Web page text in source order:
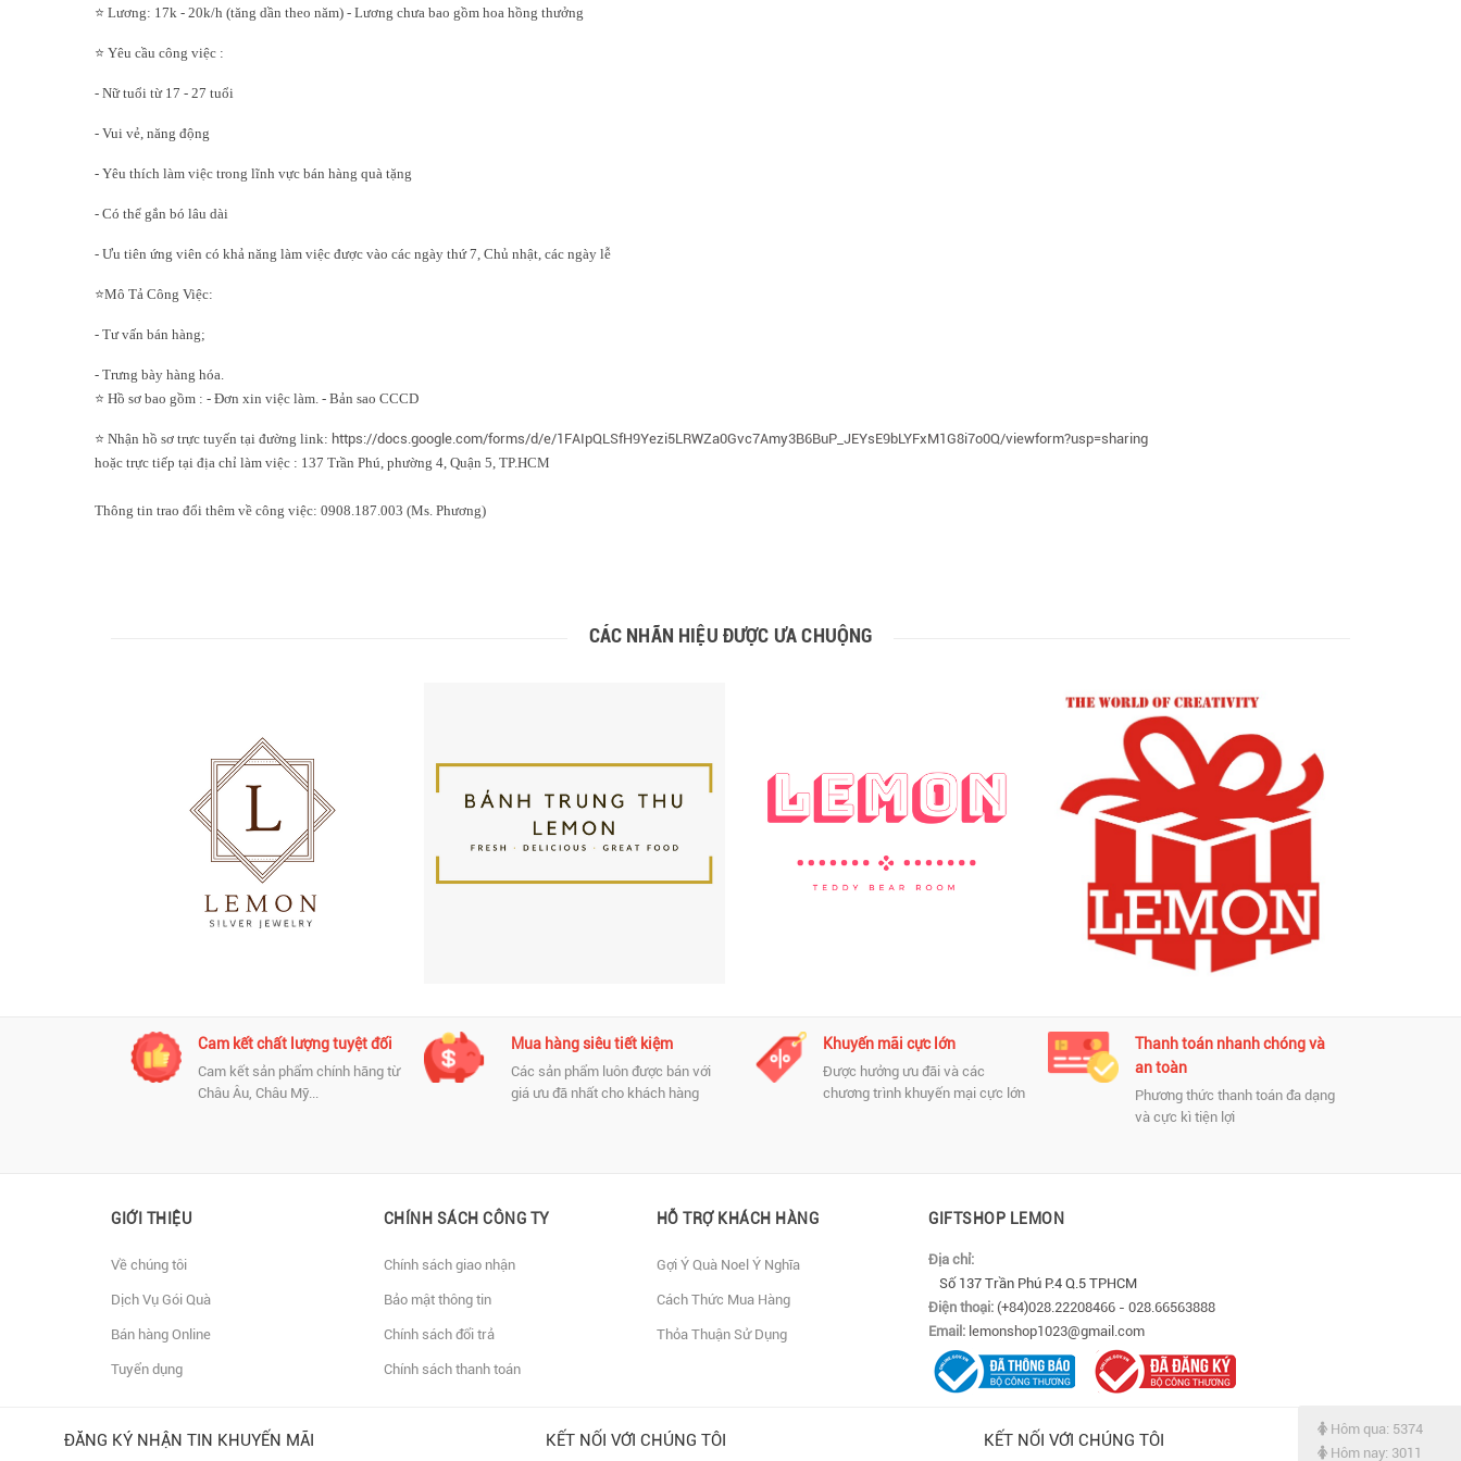
⭐ Lương: 17k - 20k/h (tăng dần theo năm)- Lương chưa bao gồm hoa hồng thưởng
⭐ Yêu cầu công việc :
- Nữ tuổi từ 17 - 27 tuổi
- Vui vẻ, năng động
- Yêu thích làm việc trong lĩnh vực bán hàng quà tặng
- Có thể gắn bó lâu dài
- Ưu tiên ứng viên có khả năng làm việc được vào các ngày thứ 7, Chủ nhật, các ngày lễ
⭐Mô Tả Công Việc:
- Tư vấn bán hàng;
- Trưng bày hàng hóa.
⭐ Hồ sơ bao gồm : - Đơn xin việc làm. - Bản sao CCCD
⭐ Nhận hồ sơ trực tuyến tại đường link: https://docs.google.com/forms/d/e/1FAIpQLSfH9Yezi5LRWZa0Gvc7Amy3B6BuP_JEYsE9bLYFxM1G8i7o0Q/viewform?usp=sharing
hoặc trực tiếp tại địa chỉ làm việc : 137 Trần Phú, phường 4, Quận 5, TP.HCM
Thông tin trao đổi thêm về công việc: 0908.187.003 (Ms. Phương)
CÁC NHÃN HIỆU ĐƯỢC ƯA CHUỘNG
Cam kết chất lượng tuyệt đối
Cam kết sản phẩm chính hãng từ
Châu Âu, Châu Mỹ...
Mua hàng siêu tiết kiệm
Các sản phẩm luôn được bán với
giá ưu đã nhất cho khách hàng
Khuyến mãi cực lớn
Được hưởng ưu đãi và các
chương trình khuyến mại cực lớn
Thanh toán nhanh chóng và
an toàn
Phương thức thanh toán đa dạng
và cực kì tiện lợi
GIỚI THIỆU
Về chúng tôi
Dịch Vụ Gói Quà
Bán hàng Online
Tuyển dụng
CHÍNH SÁCH CÔNG TY
Chính sách giao nhận
Bảo mật thông tin
Chính sách đổi trả
Chính sách thanh toán
HỖ TRỢ KHÁCH HÀNG
Gợi Ý Quà Noel Ý Nghĩa
Cách Thức Mua Hàng
Thỏa Thuận Sử Dụng
GIFTSHOP LEMON
Địa chỉ:
Số 137 Trần Phú P.4 Q.5 TPHCM
Điện thoại: (+84)028.22208466 - 028.66563888
Email: lemonshop1023@gmail.com
ĐĂNG KÝ NHẬN TIN KHUYẾN MÃI KẾT NỐI VỚI CHÚNG TÔI KẾT NỐI VỚI CHÚNG TÔI
Hôm qua: 5374
Hôm nay: 3011